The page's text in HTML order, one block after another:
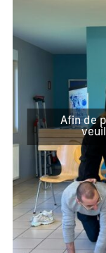
Afin de